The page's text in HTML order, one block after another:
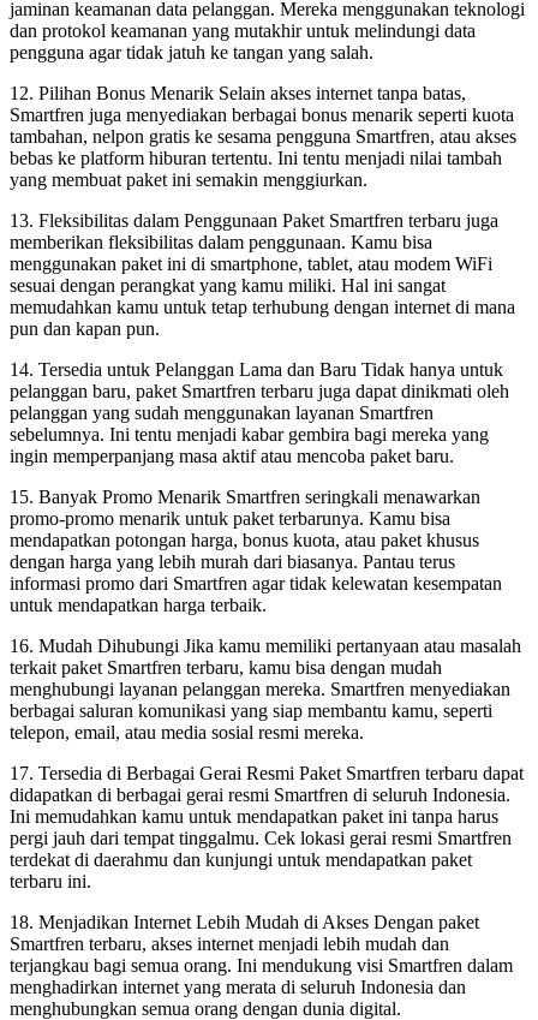
jaminan keamanan data pelanggan. Mereka menggunakan teknologi
dan protokol keamanan yang mutakhir untuk melindungi data
pengguna agar tidak jatuh ke tangan yang salah.
12. Pilihan Bonus Menarik Selain akses internet tanpa batas,
Smartfren juga menyediakan berbagai bonus menarik seperti kuota
tambahan, nelpon gratis ke sesama pengguna Smartfren, atau akses
bebas ke platform hiburan tertentu. Ini tentu menjadi nilai tambah
yang membuat paket ini semakin menggiurkan.
13. Fleksibilitas dalam Penggunaan Paket Smartfren terbaru juga
memberikan fleksibilitas dalam penggunaan. Kamu bisa
menggunakan paket ini di smartphone, tablet, atau modem WiFi
sesuai dengan perangkat yang kamu miliki. Hal ini sangat
memudahkan kamu untuk tetap terhubung dengan internet di mana
pun dan kapan pun.
14. Tersedia untuk Pelanggan Lama dan Baru Tidak hanya untuk
pelanggan baru, paket Smartfren terbaru juga dapat dinikmati oleh
pelanggan yang sudah menggunakan layanan Smartfren
sebelumnya. Ini tentu menjadi kabar gembira bagi mereka yang
ingin memperpanjang masa aktif atau mencoba paket baru.
15. Banyak Promo Menarik Smartfren seringkali menawarkan
promo-promo menarik untuk paket terbarunya. Kamu bisa
mendapatkan potongan harga, bonus kuota, atau paket khusus
dengan harga yang lebih murah dari biasanya. Pantau terus
informasi promo dari Smartfren agar tidak kelewatan kesempatan
untuk mendapatkan harga terbaik.
16. Mudah Dihubungi Jika kamu memiliki pertanyaan atau masalah
terkait paket Smartfren terbaru, kamu bisa dengan mudah
menghubungi layanan pelanggan mereka. Smartfren menyediakan
berbagai saluran komunikasi yang siap membantu kamu, seperti
telepon, email, atau media sosial resmi mereka.
17. Tersedia di Berbagai Gerai Resmi Paket Smartfren terbaru dapat
didapatkan di berbagai gerai resmi Smartfren di seluruh Indonesia.
Ini memudahkan kamu untuk mendapatkan paket ini tanpa harus
pergi jauh dari tempat tinggalmu. Cek lokasi gerai resmi Smartfren
terdekat di daerahmu dan kunjungi untuk mendapatkan paket
terbaru ini.
18. Menjadikan Internet Lebih Mudah di Akses Dengan paket
Smartfren terbaru, akses internet menjadi lebih mudah dan
terjangkau bagi semua orang. Ini mendukung visi Smartfren dalam
menghadirkan internet yang merata di seluruh Indonesia dan
menghubungkan semua orang dengan dunia digital.